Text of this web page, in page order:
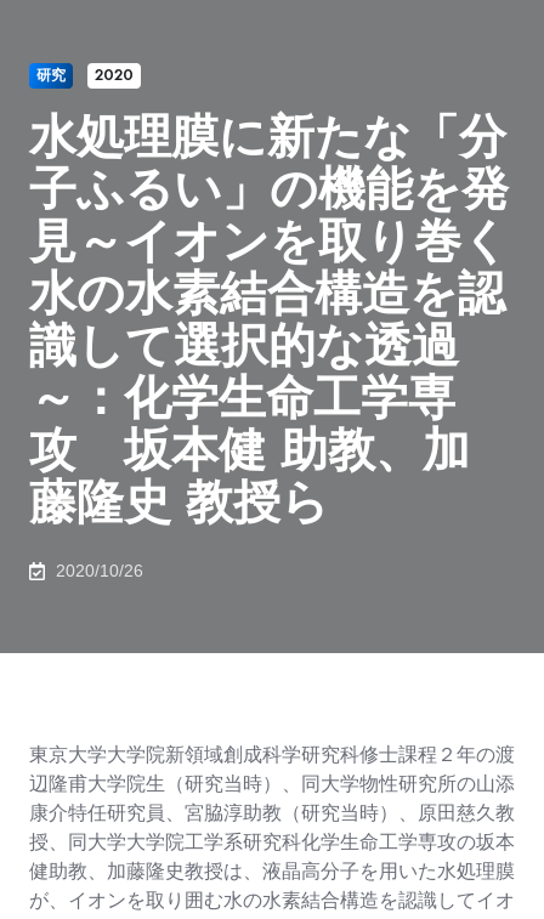
研究 2020
水処理膜に新たな「分
子ふるい」の機能を発
見～イオンを取り巻く
水の水素結合構造を認
識して選択的な透過
～：化学生命工学専
攻 坂本健 助教、加
藤隆史 教授ら
2020/10/26
東京大学大学院新領域創成科学研究科修士課程２年の渡
辺隆甫大学院生（研究当時）、同大学物性研究所の山添
康介特任研究員、宮脇淳助教（研究当時）、原田慈久教
授、同大学大学院工学系研究科化学生命工学専攻の坂本
健助教、加藤隆史教授は、液晶高分子を用いた水処理膜
が、イオンを取り囲む水の水素結合構造を認識してイオ